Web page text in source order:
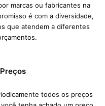
marcas ou fabricantes na
é com a diversidade,
que atendem a diferentes
todos os preços